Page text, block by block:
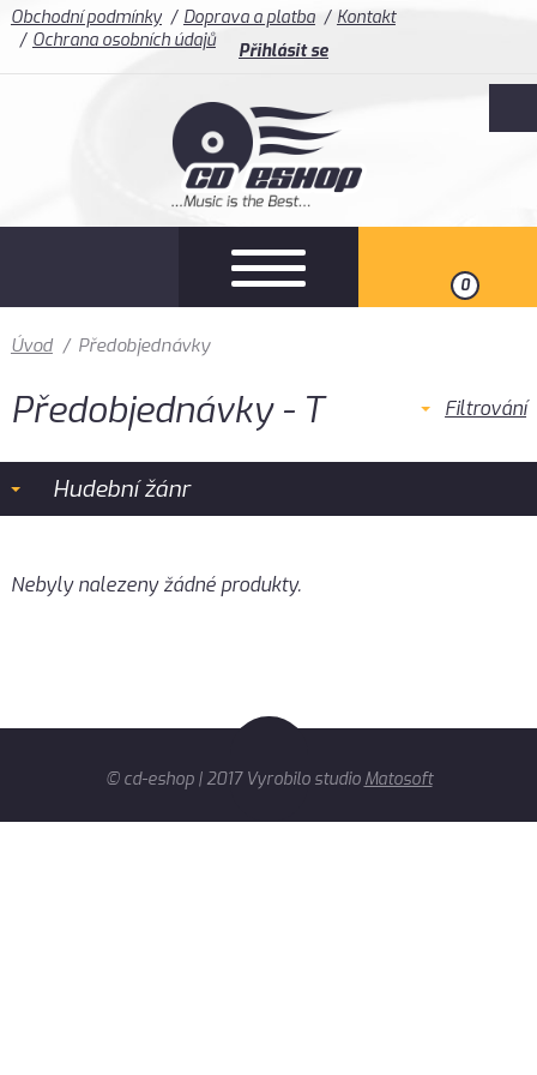
Obchodní podmínky Doprava a platba
Kontakt
Ochrana osobních údajů
Přihlásit se
0
Úvod / Předobjednávky
Předobjednávky - T Filtrování
Hudební žánr
Nebyly nalezeny žádné produkty.
© cd-eshop | 2017 Vyrobilo studio Matosoft